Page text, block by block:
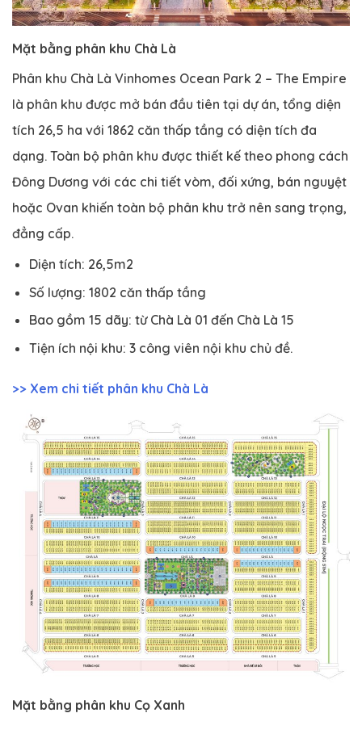
Mặt bằng phân khu Chà Là
Phân khu Chà Là Vinhomes Ocean Park 2 – The Empire
là phân khu được mở bán đầu tiên tại dự án, tổng diện
tích 26,5 ha với 1862 căn thấp tầng có diện tích đa
dạng. Toàn bộ phân khu được thiết kế theo phong cách
Đông Dương với các chi tiết vòm, đối xứng, bán nguyệt
hoặc Ovan khiến toàn bộ phân khu trở nên sang trọng,
đẳng cấp.
Diện tích: 26,5m2
Số lượng: 1802 căn thấp tầng
Bao gồm 15 dãy: từ Chà Là 01 đến Chà Là 15
Tiện ích nội khu: 3 công viên nội khu chủ đề.
>> Xem chi tiết phân khu Chà Là
Mặt bằng phân khu Cọ Xanh